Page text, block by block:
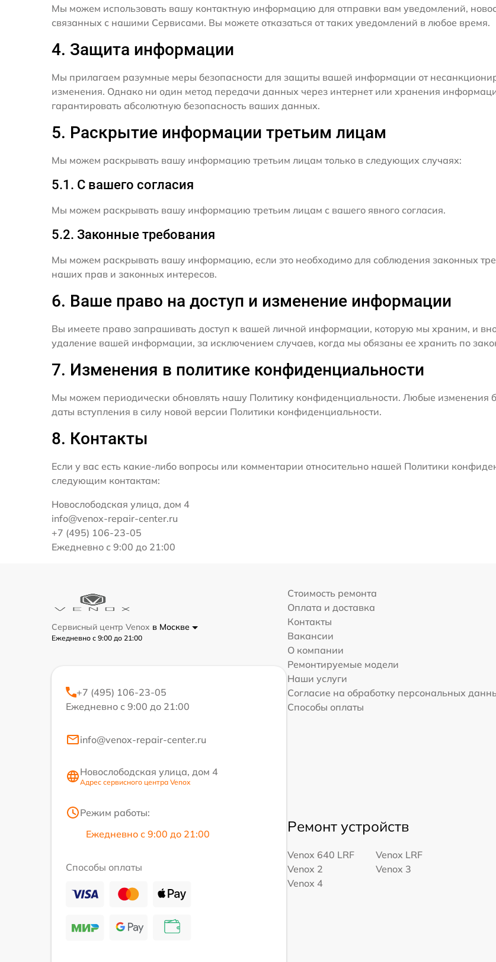
Мы можем использовать вашу контактную информацию для отправки вам уведомлений,
связанных с нашими Сервисами. Вы можете отказаться от таких уведомлений в любое время.
4. Защита информации
Мы прилагаем разумные меры безопасности для защиты вашей информации от
изменения. Однако ни один метод передачи данных через интернет или хранения
гарантировать абсолютную безопасность ваших данных.
5. Раскрытие информации третьим лицам
Мы можем раскрывать вашу информацию третьим лицам только в следующих случаях:
5.1. С вашего согласия
Мы можем раскрывать вашу информацию третьим лицам с вашего явного согласия.
5.2. Законные требования
Мы можем раскрывать вашу информацию, если это необходимо для соблюдения законных
наших прав и законных интересов.
6. Ваше право на доступ и изменение информации
Вы имеете право запрашивать доступ к вашей личной информации, которую мы храним, и
удаление вашей информации, за исключением случаев, когда мы обязаны ее хранить по
7. Изменения в политике конфиденциальности
Мы можем периодически обновлять нашу Политику конфиденциальности. Любые изменения
даты вступления в силу новой версии Политики конфиденциальности.
8. Контакты
Если у вас есть какие-либо вопросы или комментарии относительно нашей Политики
следующим контактам:
Новослободская улица, дом 4
info@venox-repair-center.ru
+7 (495) 106-23-05
Ежедневно с 9:00 до 21:00
Сервисный центр Venox в Москве
Ежедневно с 9:00 до 21:00
+7 (495) 106-23-05
Ежедневно с 9:00 до 21:00
info@venox-repair-center.ru
Новослободская улица, дом 4
Адрес сервисного центра Venox
Режим работы:
Ежедневно с 9:00 до 21:00
Способы оплаты
Стоимость ремонта
Оплата и доставка
Контакты
Вакансии
О компании
Ремонтируемые модели
Наши услуги
Согласие на обработку персональных
Способы оплаты
Ремонт устройств
Venox 640 LRF
Venox LRF
Venox 2
Venox 3
Venox 4